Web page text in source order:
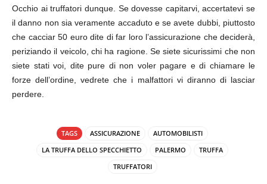
Occhio ai truffatori dunque. Se dovesse capitarvi, accertatevi se
il danno non sia veramente accaduto e se avete dubbi, piuttosto
che cacciar 50 euro dite di far loro l’assicurazione che deciderà,
periziando il veicolo, chi ha ragione. Se siete sicurissimi che non
siete stati voi, dite pure di non voler pagare e di chiamare le
forze dell’ordine, vedrete che i malfattori vi diranno di lasciar
perdere.
TAGS ASSICURAZIONE
AUTOMOBILISTI
LA TRUFFA DELLO SPECCHIETTO
PALERMO
TRUFFA
TRUFFATORI